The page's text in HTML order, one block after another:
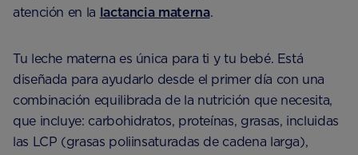
atención en la lactancia materna.
Tu leche materna es única para ti y tu bebé. Está
diseñada para ayudarlo desde el primer día con una
combinación equilibrada de la nutrición que necesita,
que incluye: carbohidratos, proteínas, grasas, incluidas
las LCP (grasas poliinsaturadas de cadena larga),